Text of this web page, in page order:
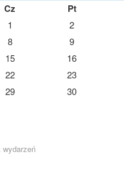
Cz Pt
1 2
8 9
15 16
22 23
29 30
wydarzeń